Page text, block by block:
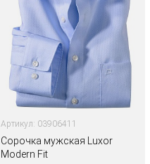
Артикул: 03906411
Сорочка мужская Luxor
Modern Fit